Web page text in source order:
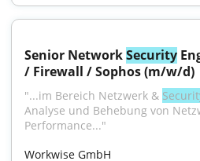
Senior Network Security
/ Firewall / Sophos (m/w/d)
"...im Bereich Netzwerk &
Analyse und Behebung von
Performance..."
Workwise GmbH